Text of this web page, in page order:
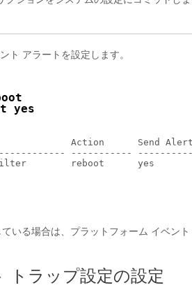
ト アラートを設定します。
yes
Action
-----------
Filter        reboot
いる場合は、プラットフォーム イベント
トラップ設定の設定